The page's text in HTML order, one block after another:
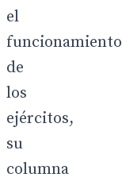
el
funcionamiento
de
los
ejércitos,
su
columna